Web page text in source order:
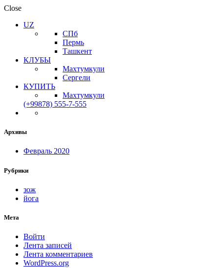
Close
UZ
СПб
Пермь
Ташкент
КЛУБЫ
Махтумкули
Сергели
КУПИТЬ
Махтумкули
(+99878) 555-7-555
Архивы
Февраль 2020
Рубрики
зож
йога
Мета
Войти
Лента записей
Лента комментариев
WordPress.org